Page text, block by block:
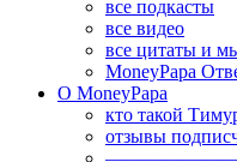
все подкасты
все видео
все цитаты и
MoneyPapa
О MoneyPapa
кто такой
отзывы